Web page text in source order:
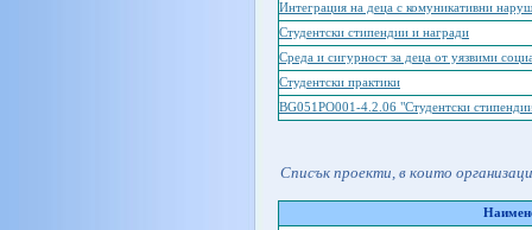
Интеграция на деца с комуникативни
Студентски стипендии и награди
Среда и сигурност за деца от уязвими
Студентски практики
BG051PO001-4.2.06 "Студентски
Списък проекти, в които